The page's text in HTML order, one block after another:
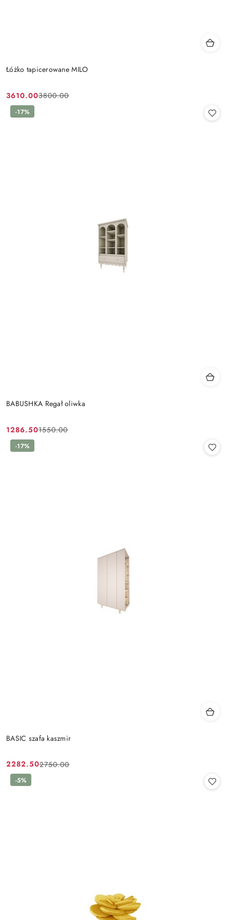
Łóżko tapicerowane MILO
Cena
promocyjna:
3610.00
Cena
przed
3800.00
BABUSHKA Regał oliwka
Cena
promocyjna:
1286.50
Cena
przed
1550.00
-17%
BASIC szafa kaszmir
Cena
promocyjna:
2282.50
Cena
przed
2750.00
-17%
-5%